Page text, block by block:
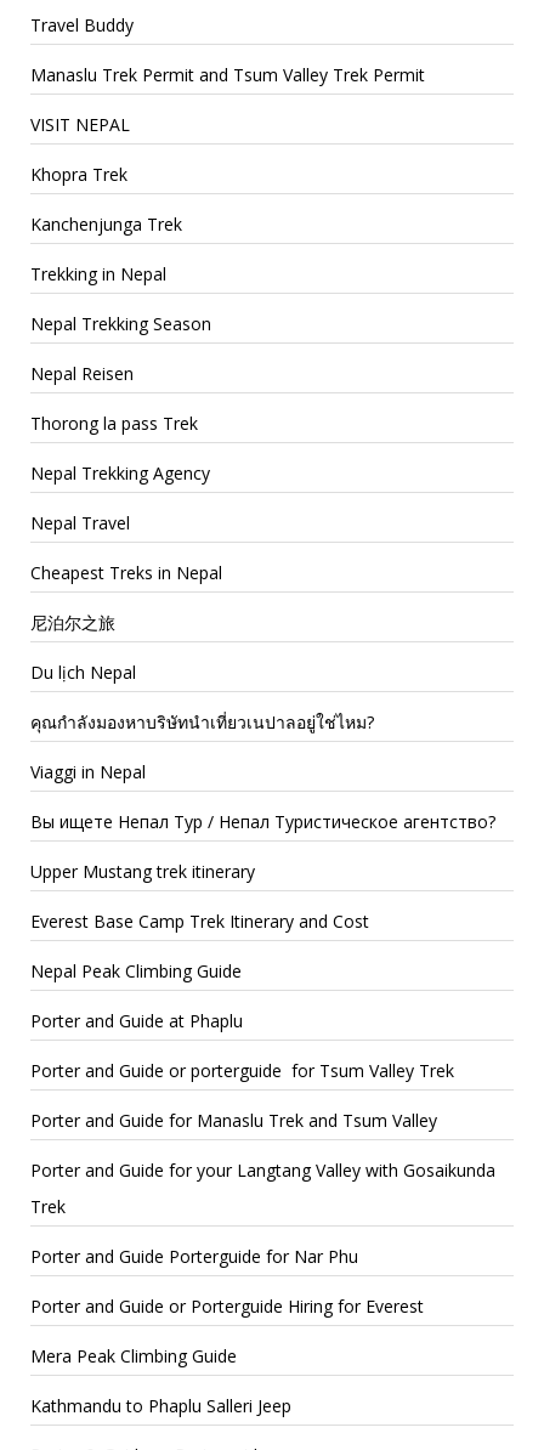
Travel Buddy
Manaslu Trek Permit and Tsum Valley Trek Permit
VISIT NEPAL
Khopra Trek
Kanchenjunga Trek
Trekking in Nepal
Nepal Trekking Season
Nepal Reisen
Thorong la pass Trek
Nepal Trekking Agency
Nepal Travel
Cheapest Treks in Nepal
尼泊尔之旅
Du lịch Nepal
คุณกำลังมองหาบริษัทนำเที่ยวเนปาลอยู่ใช่ไหม?
Viaggi in Nepal
Вы ищете Непал Тур / Непал Туристическое агентство?
Upper Mustang trek itinerary
Everest Base Camp Trek Itinerary and Cost
Nepal Peak Climbing Guide
Porter and Guide at Phaplu
Porter and Guide or porterguide for Tsum Valley Trek
Porter and Guide for Manaslu Trek and Tsum Valley
Porter and Guide for your Langtang Valley with Gosaikunda
Trek
Porter and Guide Porterguide for Nar Phu
Porter and Guide or Porterguide Hiring for Everest
Mera Peak Climbing Guide
Kathmandu to Phaplu Salleri Jeep